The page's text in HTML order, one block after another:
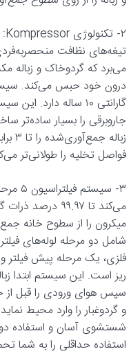
تیغه‌های نظافت
می‌برد که گرد‌وخاک و زباله
درون خود حبس می‌کند.
گارانتی ۱۰ ساله
جاروبرقی را بسیار ساده‌تر
فواصل تخلیه را طولانی‌تر
۳-
میکرون را از سطوح خانه
شامل دو مرحله لوله‌های
ریز است. این سیستم ابتدا
سپس هوای ورودی را قبل از
و گردوغبار را وارد محیط
شستشوی آسان و استفاده
استفاده حداقلی را به شما